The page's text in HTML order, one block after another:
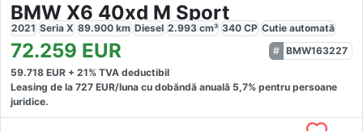
BMW X6 40xd M Sport
2021 Seria X 89.900 km Diesel 2.993 cm³ 340 CP Cutie automată
72.259 EUR
BMW163227
59.718 EUR + 21% TVA deductibil
Leasing de la 727 EUR/luna cu dobăndă anuală 5,7% pentru persoane
juridice.